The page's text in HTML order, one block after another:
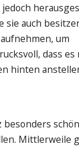
sie auch
um
dass es
hinten
besonders
Mittlerweile